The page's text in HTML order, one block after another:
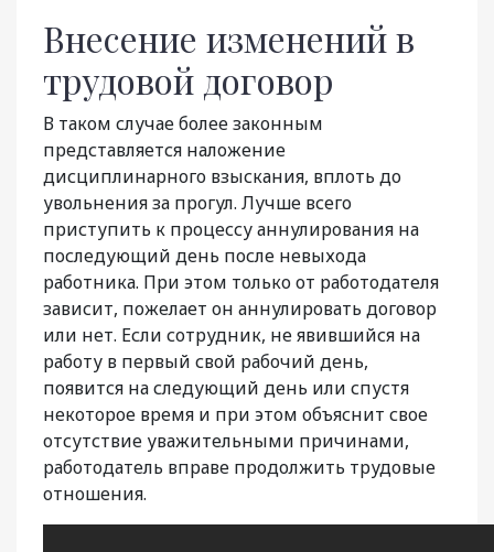
Внесение изменений в
трудовой договор
В таком случае более законным
представляется наложение
дисциплинарного взыскания, вплоть до
увольнения за прогул. Лучше всего
приступить к процессу аннулирования на
последующий день после невыхода
работника. При этом только от работодателя
зависит, пожелает он аннулировать договор
или нет. Если сотрудник, не явившийся на
работу в первый свой рабочий день,
появится на следующий день или спустя
некоторое время и при этом объяснит свое
отсутствие уважительными причинами,
работодатель вправе продолжить трудовые
отношения.